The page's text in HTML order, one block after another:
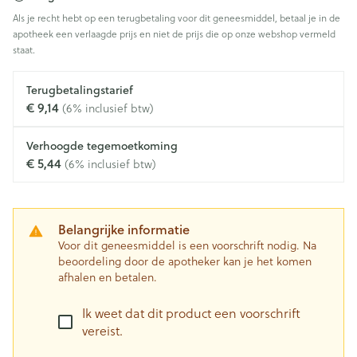
Als je recht hebt op een terugbetaling voor dit geneesmiddel, betaal je in de
apotheek een verlaagde prijs en niet de prijs die op onze webshop vermeld
staat.
Terugbetalingstarief
€ 9,14 (6% inclusief btw)
Verhoogde tegemoetkoming
€ 5,44 (6% inclusief btw)
Belangrijke informatie
Voor dit geneesmiddel is een voorschrift nodig. Na
beoordeling door de apotheker kan je het komen
afhalen en betalen.
Ik weet dat dit product een voorschrift
vereist.